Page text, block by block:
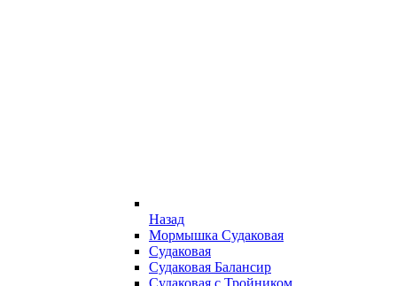
Назад
Мормышка Судаковая
Судаковая
Судаковая Балансир
Судаковая с Тройником